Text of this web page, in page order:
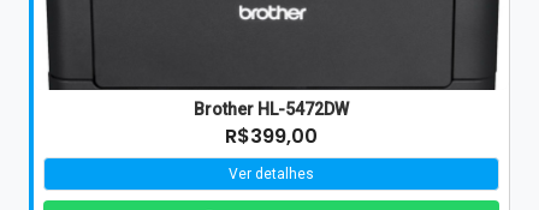
Brother HL-5472DW
R$399,00
Ver detalhes